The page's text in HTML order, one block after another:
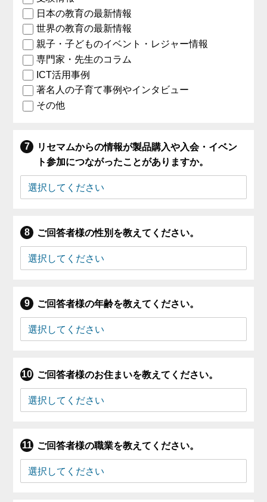
日本の教育の最新情報
世界の教育の最新情報
親子・子どものイベント・レジャー情報
専門家・先生のコラム
ICT活用事例
著名人の子育て事例やインタビュー
その他
リセマムからの情報が製品購入や入会・イベン
ト参加につながったことがありますか。
ご回答者様の性別を教えてください。
ご回答者様の年齢を教えてください。
ご回答者様のお住まいを教えてください。
ご回答者様の職業を教えてください。